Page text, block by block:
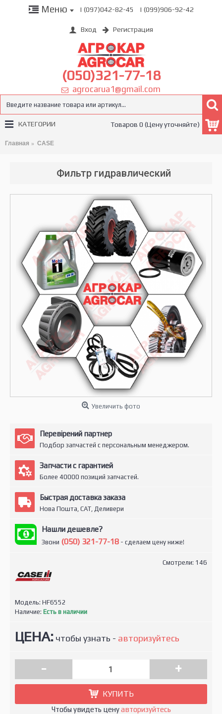
Меню | (097)042-82-45 | (099)906-92-42
Вход Регистрация
(050)321-77-18
agrocarua1@gmail.com
Товаров 0 (Цену уточняйте)
КАТЕГОРИИ
Главная CASE
Фильтр гидравлический
Увеличить фото
Перевірений партнер
Подбор запчастей с персональным менеджером.
Запчасти с гарантией
Более 40000 позиций запчастей.
Быстрая доставка заказа
Нова Пошта, САТ, Деливери
Нашли дешевле?
Звони (050) 321-77-18 - сделаем цену ниже!
Смотрели: 146
Модель: HF6552
Наличие: Есть в наличии
ЦЕНА: чтобы узнать - авторизуйтесь
- +
КУПИТЬ
Чтобы увидеть ценуавторизуйтесь